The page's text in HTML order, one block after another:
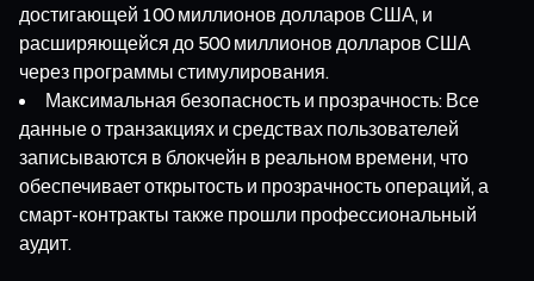
достигающей 100 миллионов долларов США, и
расширяющейся до 500 миллионов долларов США
через программы стимулирования.
Максимальная безопасность и прозрачность: Все
данные о транзакциях и средствах пользователей
записываются в блокчейн в реальном времени, что
обеспечивает открытость и прозрачность операций, а
смарт-контракты также прошли профессиональный
аудит.